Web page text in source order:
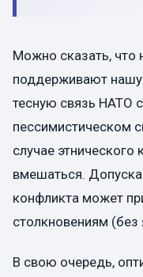
Можно сказать, что
поддерживают нашу
тесную связь НАТО
пессимистическом
случае
вмешаться.
конфликта может
столкновениям
В свою очередь,